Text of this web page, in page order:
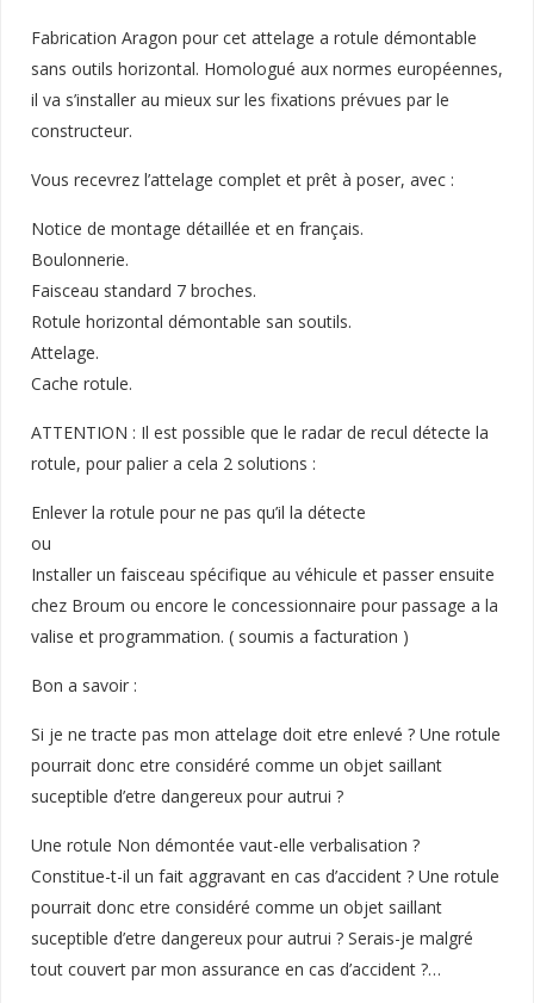
Fabrication Aragon pour cet attelage a rotule démontable
sans outils horizontal. Homologué aux normes européennes,
il va s’installer au mieux sur les fixations prévues par le
constructeur.
Vous recevrez l’attelage complet et prêt à poser, avec :
Notice de montage détaillée et en français.
Boulonnerie.
Faisceau standard 7 broches.
Rotule horizontal démontable san soutils.
Attelage.
Cache rotule.
ATTENTION : Il est possible que le radar de recul détecte la
rotule, pour palier a cela 2 solutions :
Enlever la rotule pour ne pas qu’il la détecte
ou
Installer un faisceau spécifique au véhicule et passer ensuite
chez Broum ou encore le concessionnaire pour passage a la
valise et programmation. ( soumis a facturation )
Bon a savoir :
Si je ne tracte pas mon attelage doit etre enlevé ? Une rotule
pourrait donc etre considéré comme un objet saillant
suceptible d’etre dangereux pour autrui ?
Une rotule Non démontée vaut-elle verbalisation ?
Constitue-t-il un fait aggravant en cas d’accident ? Une rotule
pourrait donc etre considéré comme un objet saillant
suceptible d’etre dangereux pour autrui ? Serais-je malgré
tout couvert par mon assurance en cas d’accident ?…